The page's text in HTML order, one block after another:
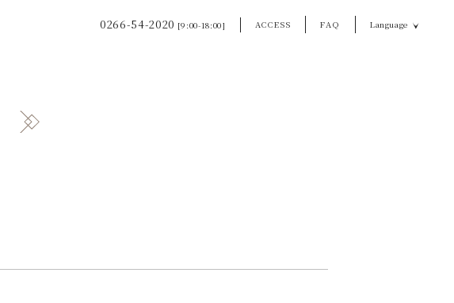
0266-54-2020 [9:00-18:00] ACCESS FAQ Language